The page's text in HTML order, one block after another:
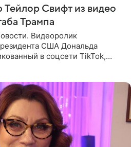
Тейлор Свифт из видео
Трампа
Видеоролик
США Дональда
в соцсети TikTok,